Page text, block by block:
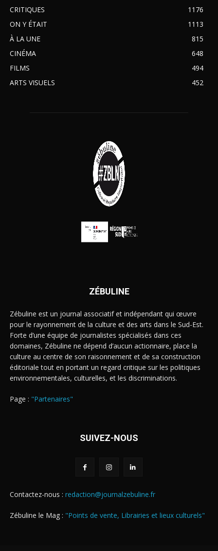
CRITIQUES
1176
ON Y ÉTAIT
1113
À LA UNE
815
CINÉMA
648
FILMS
494
ARTS VISUELS
452
ZÉBULINE
Zébuline est un journal associatif et indépendant qui œuvre
pour le rayonnement de la culture et des arts dans le Sud-Est.
Forte d’une équipe de journalistes spécialisés dans ces
domaines, Zébuline ne dépend d’aucun actionnaire, place la
culture au centre de son raisonnement et de sa construction
éditoriale tout en portant un regard critique sur les politiques
environnementales, culturelles, et les discriminations.
Page : "Partenaires"
SUIVEZ-NOUS
Contactez-nous : redaction@journalzebuline.fr
Zébuline le Mag : "Points de vente, Librairies et lieux culturels"